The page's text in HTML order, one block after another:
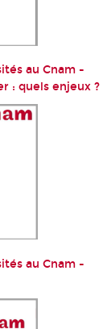
au Cnam -
: quels enjeux ?
au Cnam -